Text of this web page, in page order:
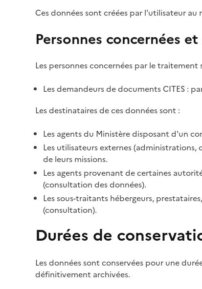
Ces données sont créées par l'utilisateur
Personnes concernées
Les personnes concernées par le traitement
Les demandeurs de documents CITES :
Les destinataires de ces données sont :
Les agents du Ministère disposant d'un
Les utilisateurs externes
de leurs missions.
Les agents provenant de certaines
(consultation des données).
Les sous-traitants hébergeurs,
(consultation).
Durées de
Les données sont conservées pour une
définitivement archivées.